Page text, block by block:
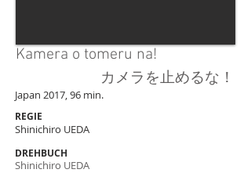
Kamera o tomeru na!
カメラを止めるな！
Shinichiro UEDA
Japan 2017, 96 min.
Shinichiro UEDA
REGIE
DREHBUCH